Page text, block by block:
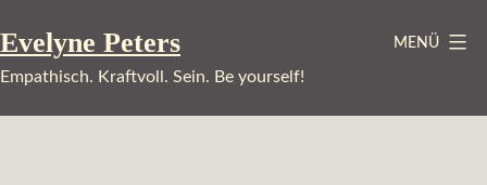
Inhalt
springen
Evelyne Peters
Empathisch. Kraftvoll. Sein. Be yourself!
MENÜ